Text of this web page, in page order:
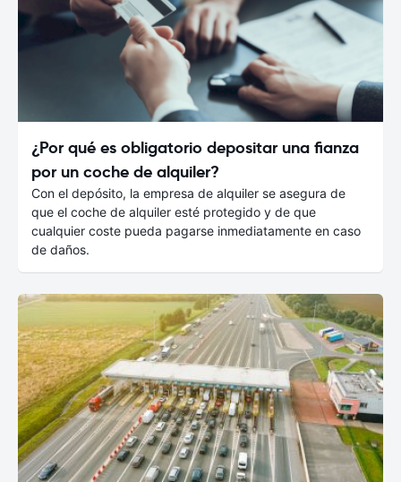
¿Por qué es obligatorio depositar una fianza
por un coche de alquiler?
Con el depósito, la empresa de alquiler se asegura de
que el coche de alquiler esté protegido y de que
cualquier coste pueda pagarse inmediatamente en caso
de daños.